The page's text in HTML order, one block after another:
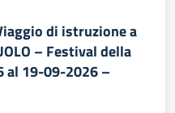
di istruzione a
– Festival della
al 19-09-2026 –